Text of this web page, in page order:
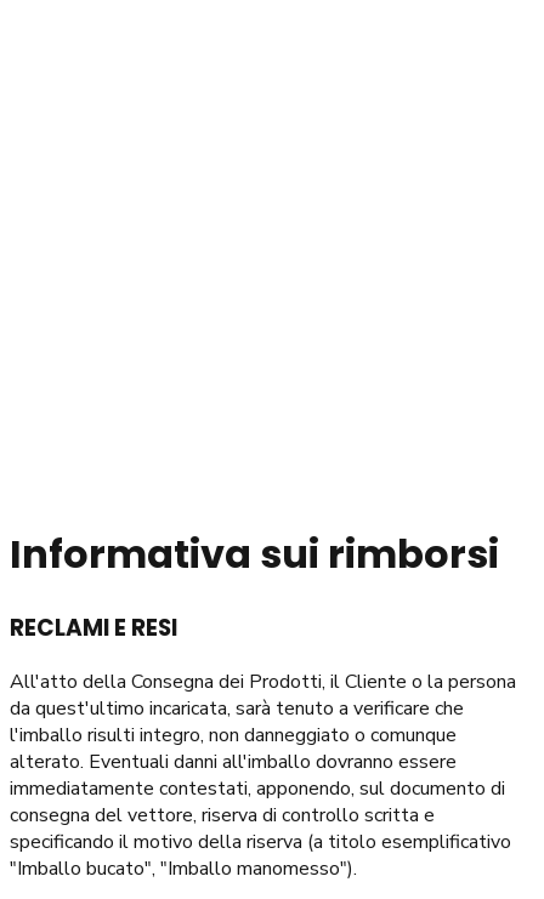
Informativa sui rimborsi
RECLAMI E RESI
All'atto della Consegna dei Prodotti, il Cliente o la persona
da quest'ultimo incaricata, sarà tenuto a verificare che
l'imballo risulti integro, non danneggiato o comunque
alterato. Eventuali danni all'imballo dovranno essere
immediatamente contestati, apponendo, sul documento di
consegna del vettore, riserva di controllo scritta e
specificando il motivo della riserva (a titolo esemplificativo
"Imballo bucato", "Imballo manomesso").